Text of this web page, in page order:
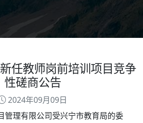
任教师岗前培训项目竞争
性磋商公告
2024年09月09日
管理有限公司受兴宁市教育局的委